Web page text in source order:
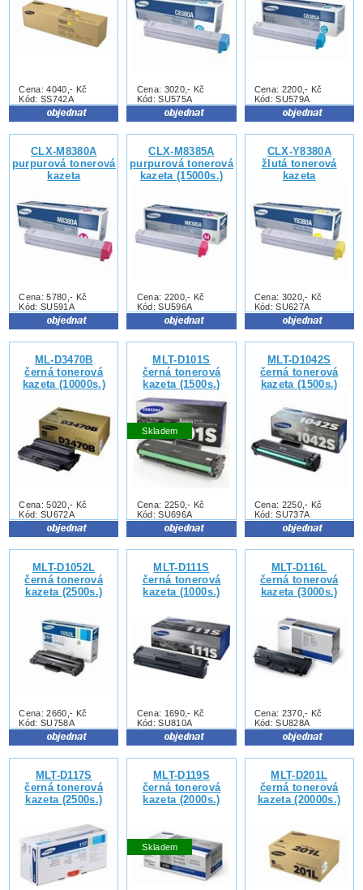
Cena: 4040,- Kč
Kód: SS742A
Cena: 3020,- Kč
Kód: SU575A
Cena: 2200,- Kč
Kód: SU579A
CLX-M8380A
purpurová tonerová
kazeta
Cena: 5780,- Kč
Kód: SU591A
CLX-M8385A
purpurová tonerová
kazeta (15000s.)
Cena: 2200,- Kč
Kód: SU596A
CLX-Y8380A
žlutá tonerová
kazeta
Cena: 3020,- Kč
Kód: SU627A
ML-D3470B
černá tonerová
kazeta (10000s.)
Cena: 5020,- Kč
Kód: SU672A
MLT-D101S
černá tonerová
kazeta (1500s.)
Skladem
Cena: 2250,- Kč
Kód: SU696A
MLT-D1042S
černá tonerová
kazeta (1500s.)
Cena: 2250,- Kč
Kód: SU737A
MLT-D1052L
černá tonerová
kazeta (2500s.)
Cena: 2660,- Kč
Kód: SU758A
MLT-D111S
černá tonerová
kazeta (1000s.)
Cena: 1690,- Kč
Kód: SU810A
MLT-D116L
černá tonerová
kazeta (3000s.)
Cena: 2370,- Kč
Kód: SU828A
MLT-D117S
černá tonerová
kazeta (2500s.)
MLT-D119S
černá tonerová
kazeta (2000s.)
Skladem
MLT-D201L
černá tonerová
kazeta (20000s.)